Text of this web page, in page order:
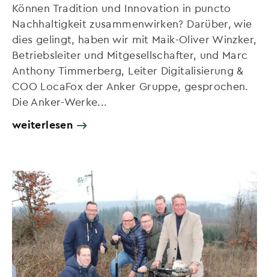
Können Tradition und Innovation in puncto
Nachhaltigkeit zusammenwirken? Darüber, wie
dies gelingt, haben wir mit Maik-Oliver Winzker,
Betriebsleiter und Mitgesellschafter, und Marc
Anthony Timmerberg, Leiter Digitalisierung &
COO LocaFox der Anker Gruppe, gesprochen.
Die Anker-Werke...
weiterlesen